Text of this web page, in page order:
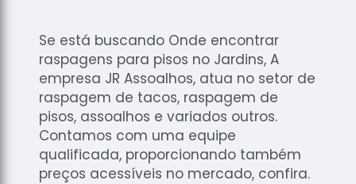
Se está buscando Onde encontrar
raspagens para pisos no Jardins, A
empresa JR Assoalhos, atua no setor de
raspagem de tacos, raspagem de
pisos, assoalhos e variados outros.
Contamos com uma equipe
qualificada, proporcionando também
preços acessíveis no mercado, confira.